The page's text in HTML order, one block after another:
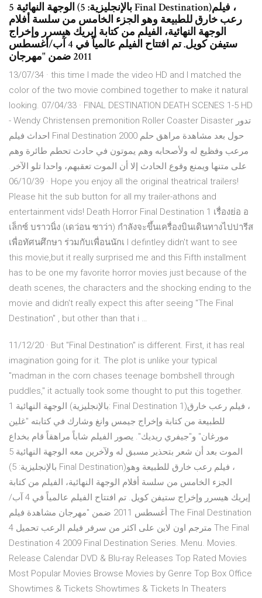
الوجهة النهائية 5 (بالإنجليزية: 5 Final Destination)‏، فيلم
رعب خارق للطبيعة وهو الجزء الخامس من سلسة أفلام
الوجهة النهائية، الفيلم من كتابة إيريك هيسرر وإخراج
ستيفن كويل. تم افتتاح الفيلم عالمياً في 4 آب/أغسطس
2011 ضمن "مهرجان
13/07/34 · this time I made the video HD and I matched the
color of the two movie combined together to make it natural
looking. 07/04/33 · FINAL DESTINATION DEATH SCENES 1-5 HD
- Wendy Christensen premonition Roller Coaster Disaster تدور
احداث فيلم Final Destination 2000 حول بعد مشاهدة مراهق حلم
مرعب وفظيع له ولأصحابه وهم يموتون في حادث تحطم طائرة وهم
على متنها ويمنع وقوع الحادث إلا أن الموت تعقبهم، واحدا تلو الآخر.
06/10/39 · Hope you enjoy all the original theatrical trailers!
Please hit the sub button for all my trailer-athons and
entertainment vids! Death Horror Final Destination 1 เรื่องย่อ อ
เล็กซ์ บราวนิ่ง (เดว่อน ซาว่า) กำลังจะขึ้นเครื่องบินเดินทางไปปารีส
เพื่อทัศนศึกษา ร่วมกับเพื่อนนักเ I defintley didn't want to see
this movie,but it really surprised me and this Fifth installment
has to be one my favorite horror movies just because of the
death scenes, the characters and the shocking ending to the
movie and didn't really expect this after seeing "The Final
Destination" , but other than that i …
11/12/20 · But "Final Destination" is different. First, it has real
imagination going for it. The plot is unlike your typical
"madman in the corn chases teenage bombshell through
puddles," it actually took some thought to put this together.
الوجهة النهائية 1 (بالإنجليزية: Final Destination 1)‏، فيلم رعب خارق
للطبيعة من كتابة وإخراج جيمس وانغ وشارك في كتابته "غلين
مورغان" و"جيفري ريديك". يصور الفيلم شاباً مراهقاً قام بخداع
الموت بعد أن شعر بتحذير مسبق له ولآخرين معه الوجهة النهائية 5
(بالإنجليزية: 5 Final Destination)‏، فيلم رعب خارق للطبيعة وهو
الجزء الخامس من سلسة أفلام الوجهة النهائية، الفيلم من كتابة
إيريك هيسرر وإخراج ستيفن كويل. تم افتتاح الفيلم عالمياً في 4 آب/
أغسطس 2011 ضمن "مهرجان مشاهدة فيلم The Final Destination
4 مترجم اون لاين على اكثر من سرفر فيلم الرعب تحميل The Final
Destination 4 2009 Final Destination Series. Menu. Movies.
Release Calendar DVD & Blu-ray Releases Top Rated Movies
Most Popular Movies Browse Movies by Genre Top Box Office
Showtimes & Tickets Showtimes & Tickets In Theaters